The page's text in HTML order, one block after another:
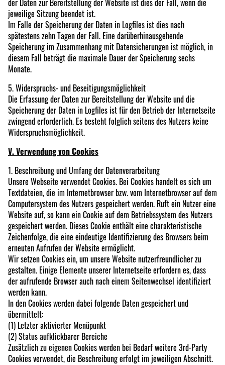
der Daten zur Bereitstellung der Website ist dies der Fall, wenn die
jeweilige Sitzung beendet ist.
Im Falle der Speicherung der Daten in Logfiles ist dies nach
spätestens zehn Tagen der Fall. Eine darüberhinausgehende
Speicherung im Zusammenhang mit Datensicherungen ist möglich, in
diesem Fall beträgt die maximale Dauer der Speicherung sechs
Monate.
5. Widerspruchs- und Beseitigungsmöglichkeit
Die Erfassung der Daten zur Bereitstellung der Website und die
Speicherung der Daten in Logfiles ist für den Betrieb der Internetseite
zwingend erforderlich. Es besteht folglich seitens des Nutzers keine
Widerspruchsmöglichkeit.
V. Verwendung von Cookies
1. Beschreibung und Umfang der Datenverarbeitung
Unsere Webseite verwendet Cookies. Bei Cookies handelt es sich um
Textdateien, die im Internetbrowser bzw. vom Internetbrowser auf dem
Computersystem des Nutzers gespeichert werden. Ruft ein Nutzer eine
Website auf, so kann ein Cookie auf dem Betriebssystem des Nutzers
gespeichert werden. Dieses Cookie enthält eine charakteristische
Zeichenfolge, die eine eindeutige Identifizierung des Browsers beim
erneuten Aufrufen der Website ermöglicht.
Wir setzen Cookies ein, um unsere Website nutzerfreundlicher zu
gestalten. Einige Elemente unserer Internetseite erfordern es, dass
der aufrufende Browser auch nach einem Seitenwechsel identifiziert
werden kann.
In den Cookies werden dabei folgende Daten gespeichert und
übermittelt:
(1) Letzter aktivierter Menüpunkt
(2) Status aufklickbarer Bereiche
Zusätzlich zu eigenen Cookies werden bei Bedarf weitere 3rd-Party
Cookies verwendet, die Beschreibung erfolgt im jeweiligen Abschnitt.